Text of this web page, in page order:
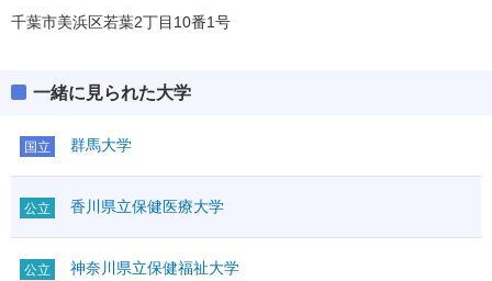
千葉市美浜区若葉2丁目10番1号
一緒に見られた大学
国立 群馬大学
公立 香川県立保健医療大学
公立 神奈川県立保健福祉大学